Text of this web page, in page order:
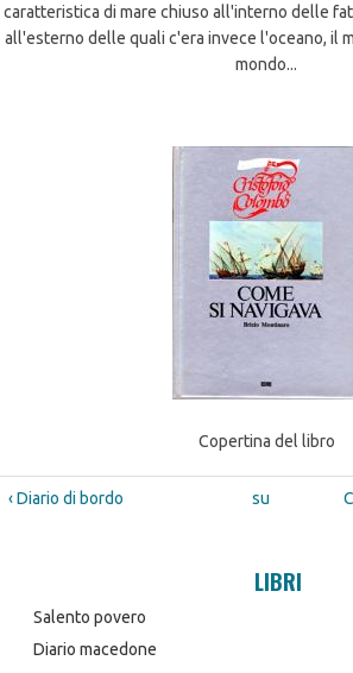
caratteristica di mare chiuso all'interno delle
all'esterno delle quali c'era invece l'oceano, il
mondo...
Copertina del libro
‹ Diario di bordo su
LIBRI
Salento povero
Diario macedone